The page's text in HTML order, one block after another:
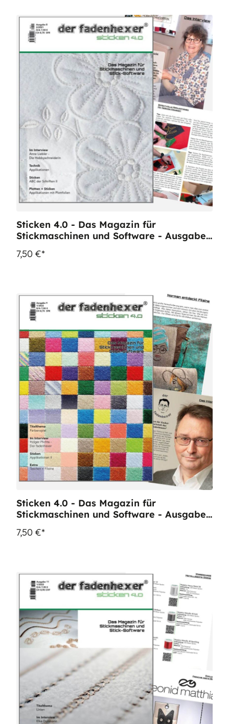
Sticken 4.0 - Das Magazin für
Stickmaschinen und Software - Ausgabe
7,50 €*
Sticken 4.0 - Das Magazin für
Stickmaschinen und Software - Ausgabe
7,50 €*